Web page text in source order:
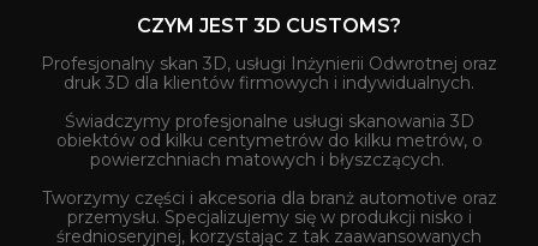
CZYM JEST 3D CUSTOMS?
Profesjonalny skan 3D, usługi Inżynierii Odwrotnej oraz
druk 3D dla klientów firmowych i indywidualnych.
Świadczymy profesjonalne usługi skanowania 3D
obiektów od kilku centymetrów do kilku metrów, o
powierzchniach matowych i błyszczących.
Tworzymy części i akcesoria dla branż automotive oraz
przemysłu. Specjalizujemy się w produkcji nisko i
średnioseryjnej, korzystając z tak zaawansowanych